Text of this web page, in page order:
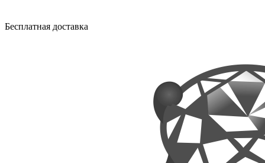
Бесплатная доставка